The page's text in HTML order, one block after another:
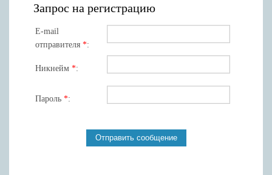
Запрос на регистрацию
E-mail
отправителя *:
Никнейм *:
Пароль *: